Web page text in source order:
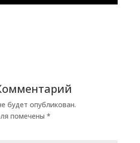
будет опубликован.
помечены *